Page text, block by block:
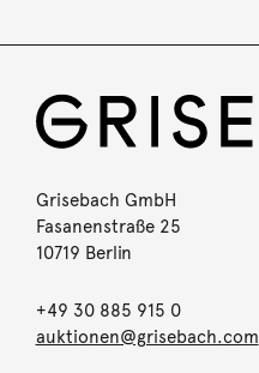
Grisebach GmbH
Fasanenstraße 25
10719 Berlin
+49 30 885 915 0
auktionen@grisebach.com